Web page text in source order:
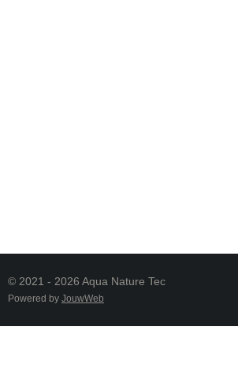
© 2021 - 2026 Aqua Nature Tec
Powered by JouwWeb